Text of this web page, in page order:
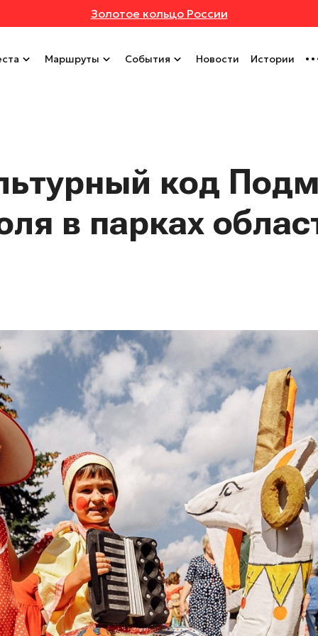
Золотое кольцо России
Маршруты События Новости Истории
код
в парках